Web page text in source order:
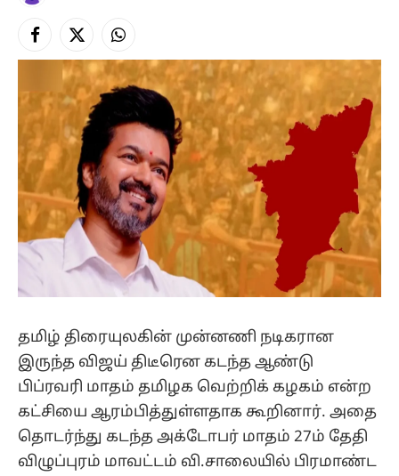
Facebook
X
(Twitter)
Instagram
தமிழ் திரையுலகின் முன்னணி நடிகரான
இருந்த விஜய் திடீரென கடந்த ஆண்டு
பிப்ரவரி மாதம் தமிழக வெற்றிக் கழகம் என்ற
கட்சியை ஆரம்பித்துள்ளதாக கூறினார். அதை
தொடர்ந்து கடந்த அக்டோபர் மாதம் 27ம் தேதி
விழுப்புரம் மாவட்டம் வி.சாலையில் பிரமாண்ட